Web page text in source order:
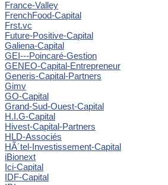
France-Valley
FrenchFood-Capital
Frst.vc
Future-Positive-Capital
Galiena-Capital
GEI---Poincaré-Gestion
GENEO-Capital-Entrepreneur
Generis-Capital-Partners
Gimv
GO-Capital
Grand-Sud-Ouest-Capital
H.I.G-Capital
Hivest-Capital-Partners
HLD-Associés
HÃ´tel-Investissement-Capital
iBionext
Ici-Capital
IDF-Capital